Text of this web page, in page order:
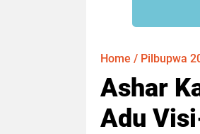
Home / Pilbupwa
Ashar
Adu